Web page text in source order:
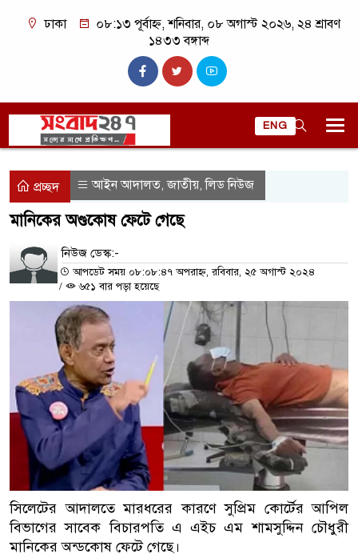
ঢাকা
০৮:১৩ পূর্বাহ্ন, শনিবার, ০৮ অগাস্ট ২০২৬, ২৪ শ্রাবণ
১৪৩৩ বঙ্গাব্দ
ENG
প্রচ্ছদ আইন আদালত,জাতীয়,লিড নিউজ
মানিকের অণ্ডকোষ ফেটে গেছে
নিউজ ডেস্ক:-
আপডেট সময় ০৮:০৮:৪৭ অপরাহ্ন, রবিবার, ২৫ অগাস্ট ২০২৪
/
৬৫১ বার পড়া হয়েছে
সিলেটের আদালতে মারধরের কারণে সুপ্রিম কোর্টের আপিল
বিভাগের সাবেক বিচারপতি এ এইচ এম শামসুদ্দিন চৌধুরী
মানিকের অন্ডকোষ ফেটে গেছে।